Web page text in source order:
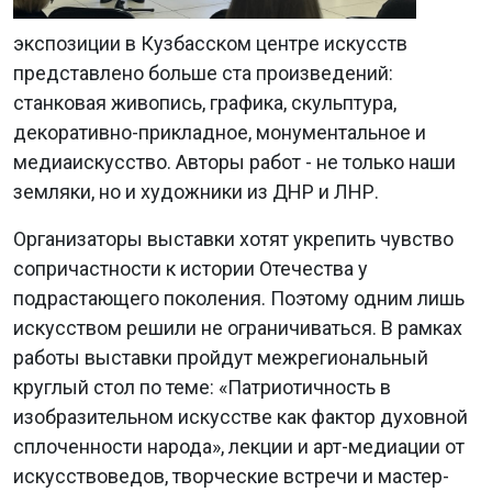
экспозиции в Кузбасском центре искусств
представлено больше ста произведений:
станковая живопись, графика, скульптура,
декоративно-прикладное, монументальное и
медиаискусство. Авторы работ - не только наши
земляки, но и художники из ДНР и ЛНР.
Организаторы выставки хотят укрепить чувство
сопричастности к истории Отечества у
подрастающего поколения. Поэтому одним лишь
искусством решили не ограничиваться. В рамках
работы выставки пройдут межрегиональный
круглый стол по теме: «Патриотичность в
изобразительном искусстве как фактор духовной
сплоченности народа», лекции и арт-медиации от
искусствоведов, творческие встречи и мастер-